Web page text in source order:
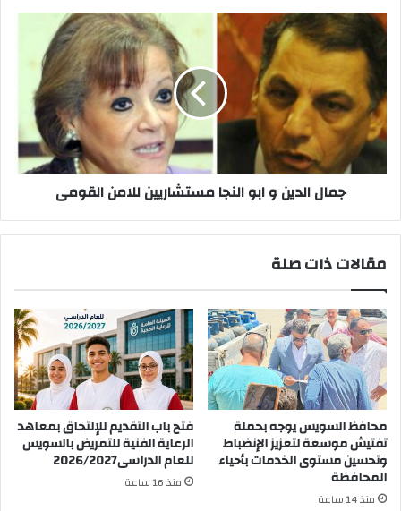
شيء
جمال
الدين
و
النجا
مستشاريين
للامن
القومى
جمال الدين و ابو النجا مستشاريين للامن القومى
مقالات ذات صلة
محافظ السويس يوجه بحملة
تفتيش موسعة لتعزيز الإنضباط
وتحسين مستوى الخدمات بأحياء
المحافظة
منذ 14 ساعة
فتح باب التقديم للإلتحاق بمعاهد
الرعاية الفنية للتمريض بالسويس
للعام الدراسى2026/2027
منذ 16 ساعة